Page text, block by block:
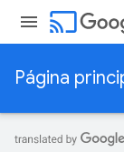
cast
Página